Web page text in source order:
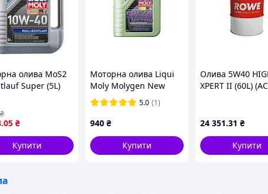
олива MoS2
Super (5L)
P000207
.05 ₴
₴
Купити
Моторна олива Liqui
Moly Molygen New
Generation 5W-40 1л.
(8576)
5.0 (1)
940 ₴
Купити
Олива 5W40
XPERT II (60L)
24 351.31 ₴
Купити